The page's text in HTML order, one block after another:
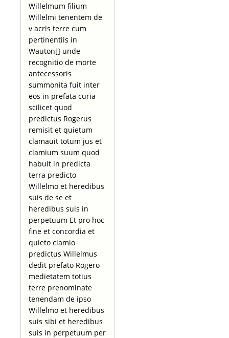
Willelmum filium
Willelmi tenentem de
v acris terre cum
pertinentiis in
Wauton[] unde
recognitio de morte
antecessoris
summonita fuit inter
eos in prefata curia
scilicet quod
predictus Rogerus
remisit et quietum
clamauit totum jus et
clamium suum quod
habuit in predicta
terra predicto
Willelmo et heredibus
suis de se et
heredibus suis in
perpetuum Et pro hoc
fine et concordia et
quieto clamio
predictus Willelmus
dedit prefato Rogero
medietatem totius
terre prenominate
tenendam de ipso
Willelmo et heredibus
suis sibi et heredibus
suis in perpetuum per